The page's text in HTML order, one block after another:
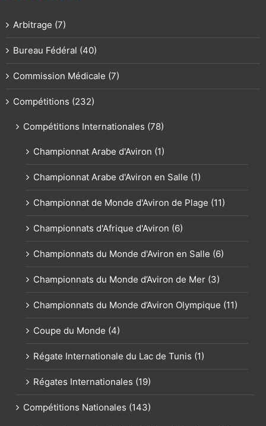
Arbitrage (7)
Bureau Fédéral (40)
Commission Médicale (7)
Compétitions (232)
Compétitions Internationales (78)
Championnat Arabe d'Aviron (1)
Championnat Arabe d'Aviron en Salle (1)
Championnat de Monde d'Aviron de Plage (11)
Championnats d'Afrique d'Aviron (6)
Championnats du Monde d'Aviron en Salle (6)
Championnats du Monde d’Aviron de Mer (3)
Championnats du Monde d’Aviron Olympique (11)
Coupe du Monde (4)
Régate Internationale du Lac de Tunis (1)
Régates Internationales (19)
Compétitions Nationales (143)